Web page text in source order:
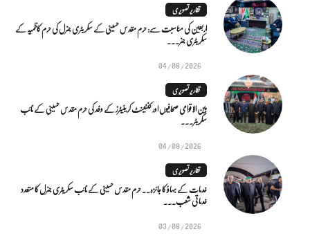
تقاریر تصویری
اربعین کی مناسبت سے: حرم مقدس حسینی کے سکریٹری جنرل کی حرم کاظمیہ کے
سکریٹری جنر...
04/08/2026
تقاریر تصویری
بین الاقوامی صحافیوں اور کنٹینٹ کریئیٹرز کے وفد کی حرم مقدس حسینی کے نائب
سکریٹر...
04/08/2026
تقاریر تصویری
خدمات کے بہاؤ کا جائزہ.. حرم مقدس حسینی کے نائب سکریٹری جنرل کا متعدد
خدماتی شعب...
03/08/2026